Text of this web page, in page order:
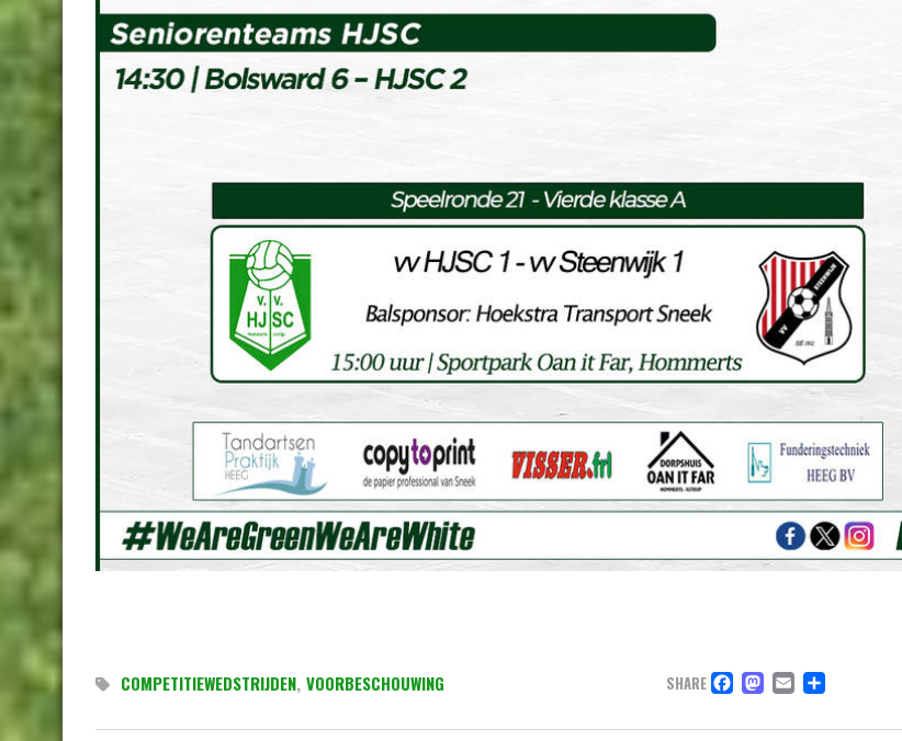
COMPETITIEWEDSTRIJDEN, VOORBESCHOUWING SHARE FACEBOOK
MASTODON
EMAILDELEN